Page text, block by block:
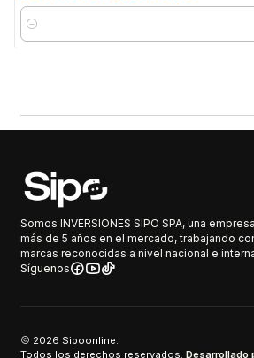
Cantidad
Somos INVERSIONES SIPO SPA, una
más de 5 años en el mercado, trabajando
marcas reconocidas a nivel nacional e
Síguenos
2026 Sipoonline.
Todos los derechos reservados. Desarrollado